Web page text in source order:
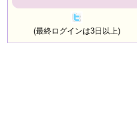
(最終ログインは3日以上)